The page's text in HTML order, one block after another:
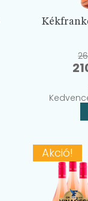
Akció!